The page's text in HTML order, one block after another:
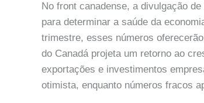
No front canadense, a divulgação
para determinar a saúde da
trimestre, esses números
do Canadá projeta um retorno ao
exportações e investimentos
otimista, enquanto números fracos